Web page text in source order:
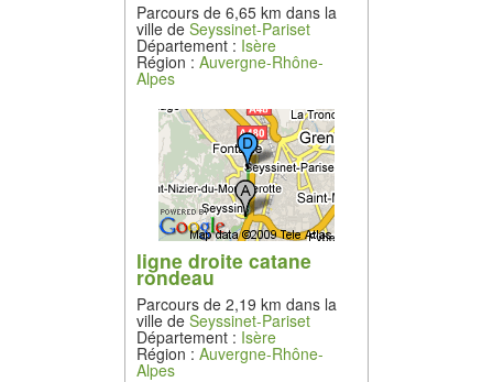
Parcours de 6,65 km dans la
ville de Seyssinet-Pariset
Département : Isère
Région : Auvergne-Rhône-
Alpes
ligne droite catane
rondeau
Parcours de 2,19 km dans la
ville de Seyssinet-Pariset
Département : Isère
Région : Auvergne-Rhône-
Alpes